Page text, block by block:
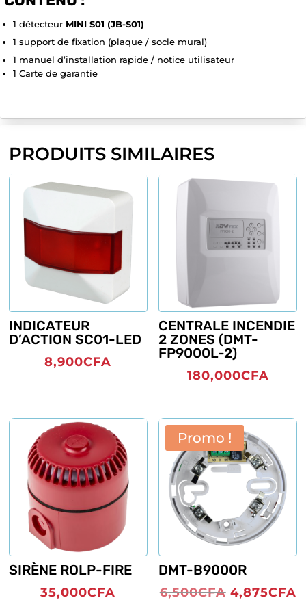
1 détecteur MINI S01 (JB-S01)
1 support de fixation (plaque / socle mural)
1 manuel d’installation rapide / notice utilisateur
1 Carte de garantie
PRODUITS SIMILAIRES
INDICATEUR
D’ACTION SC01-LED
8,900CFA
CENTRALE INCENDIE
2 ZONES (DMT-
FP9000L-2)
180,000CFA
SIRÈNE ROLP-FIRE
35,000CFA
Promo !
DMT-B9000R
6,500CFA Le
4,875CFA